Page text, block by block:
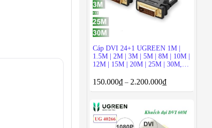
Cáp DVI 24+1 UGREEN 1M |
1.5M | 2M | 3M | 5M | 8M | 10M |
12M | 15M | 20M | 25M | 30M,
điện tử
150.000₫ – 2.200.000₫